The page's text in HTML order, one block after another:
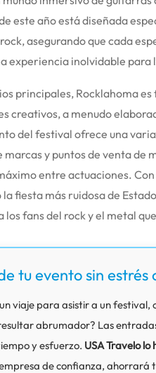
este año está diseñada
asegurando que cada
experiencia inolvidable para
principales, Rocklahoma es
creativos, a menudo
del festival ofrece una
y puntos de venta de
entre actuaciones.
fiesta más ruidosa de
fans del rock y el metal
tu evento sin estrés
viaje para asistir a un
abrumador? Las
y esfuerzo. USA Travelo lo
de confianza,